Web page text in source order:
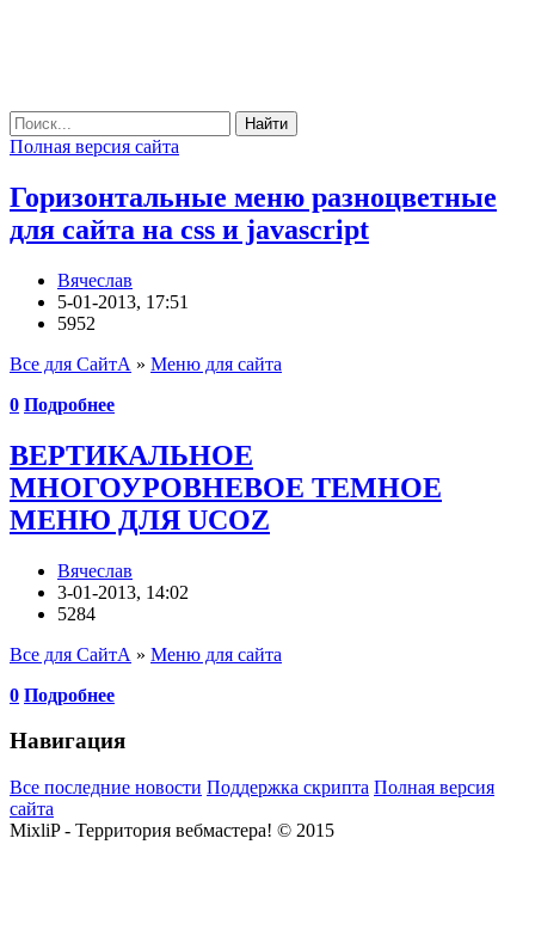
Найти
Полная версия сайта
Горизонтальные меню разноцветные
для сайта на css и javascript
Вячеслав
5-01-2013, 17:51
5952
Все для СайтА » Меню для сайта
0 Подробнее
ВЕРТИКАЛЬНОЕ
МНОГОУРОВНЕВОЕ ТЕМНОЕ
МЕНЮ ДЛЯ UCOZ
Вячеслав
3-01-2013, 14:02
5284
Все для СайтА » Меню для сайта
0 Подробнее
Навигация
Все последние новости Поддержка скрипта Полная версия
сайта
MixliP - Территория вебмастера! © 2015